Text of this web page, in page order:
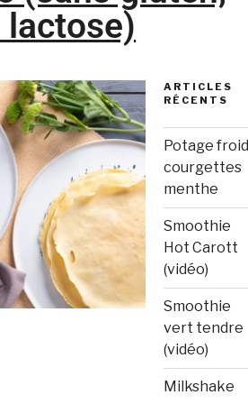
lactose)
ARTICLES
RÉCENTS
Potage froid
courgettes
menthe
Smoothie
Hot Carott
(vidéo)
Smoothie
vert tendre
(vidéo)
Milkshake